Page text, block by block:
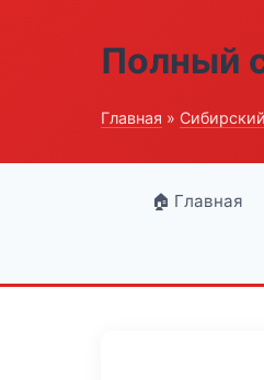
Полный
Главная »
🏠 Главная